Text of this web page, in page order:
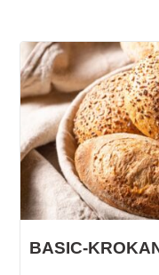
Licht, luchtig en
BASIC-